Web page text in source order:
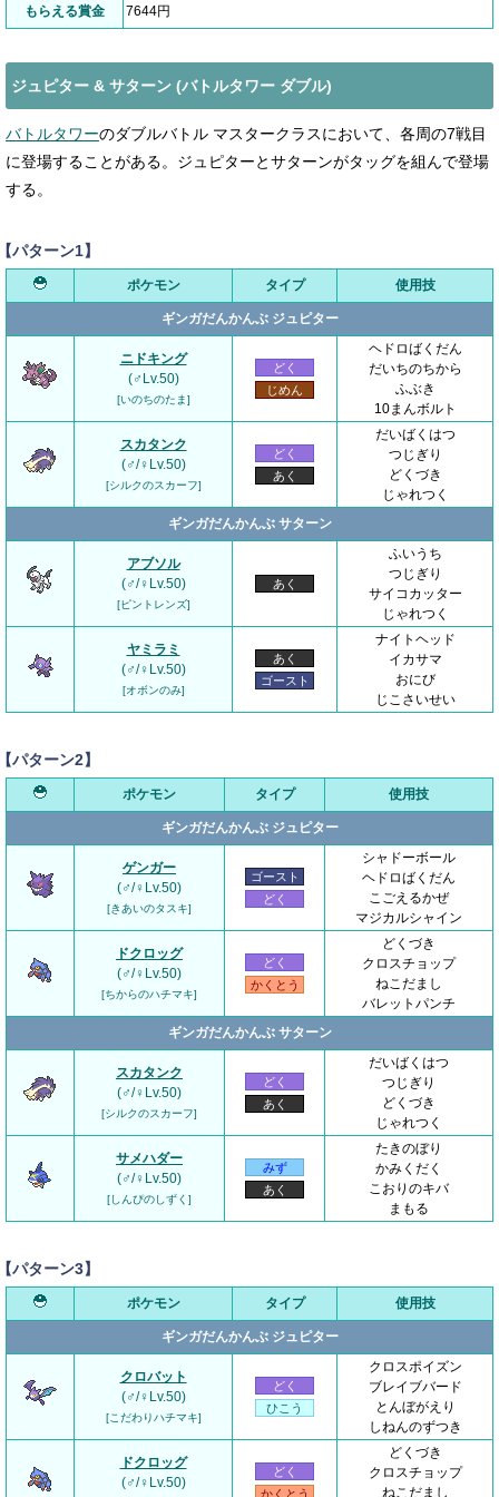
もらえる賞金 7644円
ジュピター & サターン (バトルタワー ダブル)
バトルタワーのダブルバトル マスタークラスにおいて、各周の7戦目
に登場することがある。ジュピターとサターンがタッグを組んで登場
する。
パターン1】
ポケモン タイプ 使用技
ギンガだんかんぶ ジュピター
ニドキング
(♂Lv.50)
[いのちのたま]
どく
じめん
ヘドロばくだん
だいちのちから
ふぶき
10まんボルト
スカタンク
(♂/♀Lv.50)
[シルクのスカーフ]
どく
あく
だいばくはつ
つじぎり
どくづき
じゃれつく
ギンガだんかんぶ サターン
アブソル
(♂/♀Lv.50)
[ピントレンズ]
あく
ふいうち
つじぎり
サイコカッター
じゃれつく
ヤミラミ
(♂/♀Lv.50)
[オボンのみ]
あく
ゴースト
ナイトヘッド
イカサマ
おにび
じこさいせい
パターン2】
ポケモン タイプ 使用技
ギンガだんかんぶ ジュピター
ゲンガー
(♂/♀Lv.50)
[きあいのタスキ]
ゴースト
どく
シャドーボール
ヘドロばくだん
こごえるかぜ
マジカルシャイン
ドクロッグ
(♂/♀Lv.50)
[ちからのハチマキ]
どく
かくとう
どくづき
クロスチョップ
ねこだまし
バレットパンチ
ギンガだんかんぶ サターン
スカタンク
(♂/♀Lv.50)
[シルクのスカーフ]
どく
あく
だいばくはつ
つじぎり
どくづき
じゃれつく
サメハダー
(♂/♀Lv.50)
[しんぴのしずく]
みず
あく
たきのぼり
かみくだく
こおりのキバ
まもる
パターン3】
ポケモン タイプ 使用技
ギンガだんかんぶ ジュピター
クロバット
(♂/♀Lv.50)
[こだわりハチマキ]
どく
ひこう
クロスポイズン
ブレイブバード
とんぼがえり
しねんのずつき
ドクロッグ
(♂/♀Lv.50)
どく
かくとう
どくづき
クロスチョップ
ねこだまし